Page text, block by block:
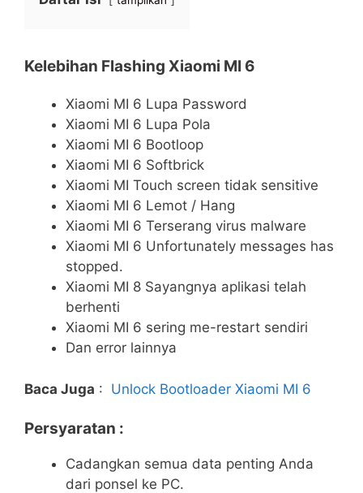
Kelebihan Flashing Xiaomi MI 6
Xiaomi MI 6 Lupa Password
Xiaomi MI 6 Lupa Pola
Xiaomi MI 6 Bootloop
Xiaomi MI 6 Softbrick
Xiaomi MI Touch screen tidak sensitive
Xiaomi MI 6 Lemot / Hang
Xiaomi MI 6 Terserang virus malware
Xiaomi MI 6 Unfortunately messages has
stopped.
Xiaomi MI 8 Sayangnya aplikasi telah
berhenti
Xiaomi MI 6 sering me-restart sendiri
Dan error lainnya
Baca Juga : Unlock Bootloader Xiaomi MI 6
Persyaratan :
Cadangkan semua data penting Anda
dari ponsel ke PC.